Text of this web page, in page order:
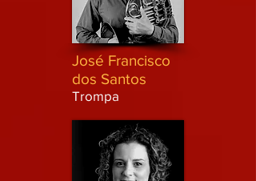
José Francisco
dos Santos
Trompa